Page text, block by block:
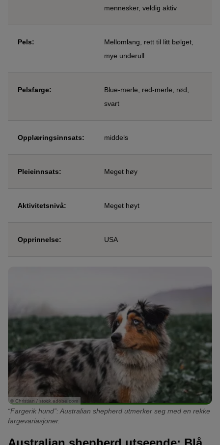
mennesker, veldig aktiv
Pels:
Mellomlang, rett til litt bølget,
mye underull
Pelsfarge:
Blue-merle, red-merle, rød,
svart
Opplæringsinnsats: middels
Pleieinnsats: Meget høy
Aktivitetsnivå: Meget høyt
Opprinnelse: USA
© Christian / stock.adobe.com
“Fargerik hund”: Australian shepherd utmerker seg med en rekke
fargevariasjoner.